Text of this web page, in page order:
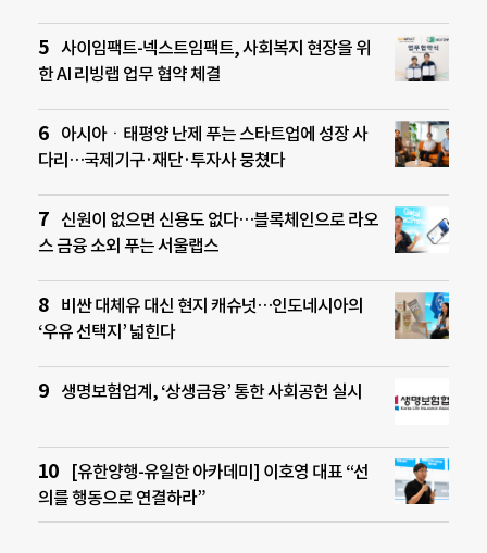
사이임팩트-넥스트임팩트, 사회복지 현장을 위
한 AI 리빙랩 업무 협약 체결
아시아ㆍ태평양 난제 푸는 스타트업에 성장 사
다리…국제기구·재단·투자사 뭉쳤다
신원이 없으면 신용도 없다…블록체인으로 라오
스 금융 소외 푸는 서울랩스
비싼 대체유 대신 현지 캐슈넛…인도네시아의
‘우유 선택지’ 넓힌다
생명보험업계, ‘상생금융’ 통한 사회공헌 실시
[유한양행-유일한 아카데미] 이호영 대표 “선
의를 행동으로 연결하라”